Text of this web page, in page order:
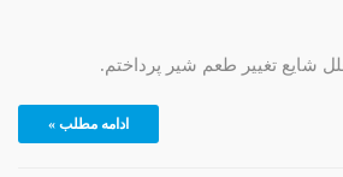
شایع تغییر طعم شیر پرداختم.
ادامه مطلب »